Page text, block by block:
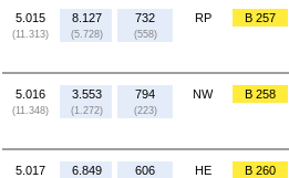
5.015
(11.313)
8.127
(5.728)
732
(558)
RP B 257
5.016
(11.348)
3.553
(1.272)
794
(223)
NW B 258
5.017 6.849 606 HE B 260